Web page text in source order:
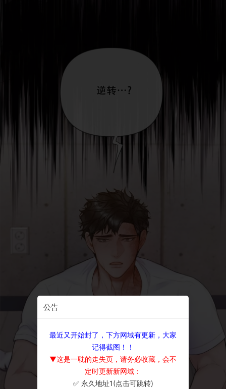
公告
最近又开始封了，下方网域有更新，大家
记得截图！！
▼这是一耽的走失页，请务必收藏，会不
定时更新新网域：
✅ 永久地址1(点击可跳转)